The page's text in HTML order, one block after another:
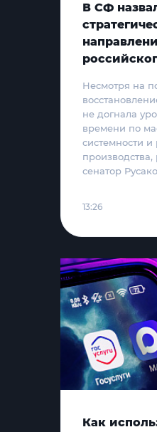
В СФ
Несмотря на
не догнала
времени по
системности
производства,
сенатор
13:26
Как